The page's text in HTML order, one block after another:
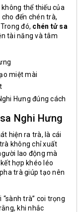
thể thiếu của
đến chén trà,
đó, chén tử sa
tài năng và tâm
miệt mài
Hưng đúng cách
Nghi Hưng
hiện ra trà, là cái
không chỉ xuất
lao động mà
hợp khéo léo
trà giúp tạo nên
trà” coi trọng
khi nhắc